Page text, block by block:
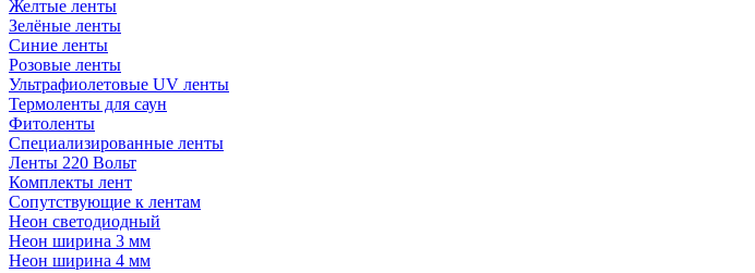
Желтые ленты
Зелёные ленты
Синие ленты
Розовые ленты
Ультрафиолетовые UV ленты
Термоленты для саун
Фитоленты
Специализированные ленты
Ленты 220 Вольт
Комплекты лент
Сопутствующие к лентам
Неон светодиодный
Неон ширина 3 мм
Неон ширина 4 мм